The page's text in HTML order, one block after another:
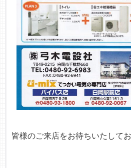
皆様のご来店をお待ちいたしてお